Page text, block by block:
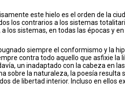
este hielo es el orden de la
los contrarios a los sistemas
a los sistemas, en todas las épocas y
siempre el conformismo y la
contra todo aquello que asfixie la
un inadaptado con la cabeza en
sobre la naturaleza, la poesía
de libertad interior. Incluso en ellos